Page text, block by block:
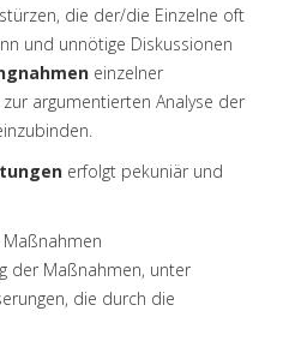
die der/die Einzelne oft
und unnötige Diskussionen
einzelner
argumentierten Analyse der
erfolgt pekuniär und
der Maßnahmen, unter
die durch die